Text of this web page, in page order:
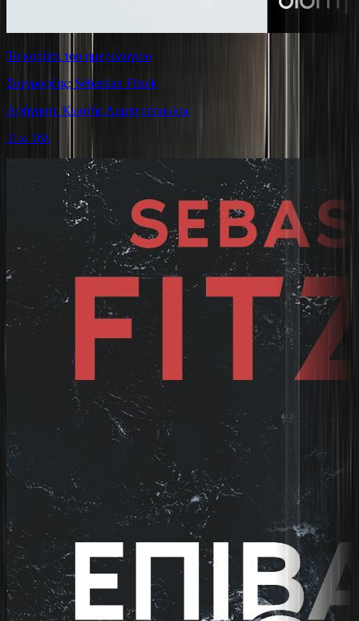
Το κορίτσι του ημερολογίου
Συγγραφέας: Sebastian Fitzek
Αφήγηση: Κωστής Λυμπερόπουλος
11ω 16λ